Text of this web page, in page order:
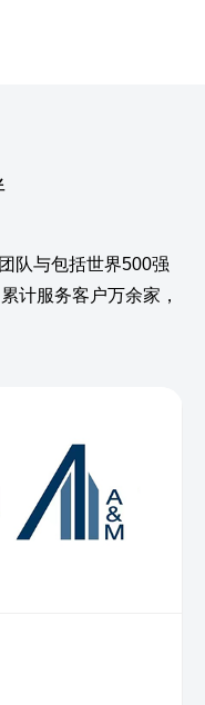
队与包括世界500强
累计服务客户万余家，